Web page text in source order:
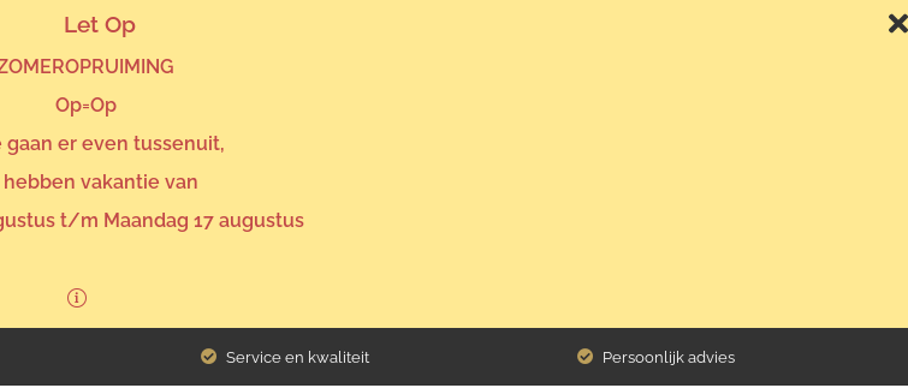
Service en kwaliteit Persoonlijk advies
Let Op
Op=Op
gaan er even tussenuit,
vakantie van
t/m Maandag 17 augustus